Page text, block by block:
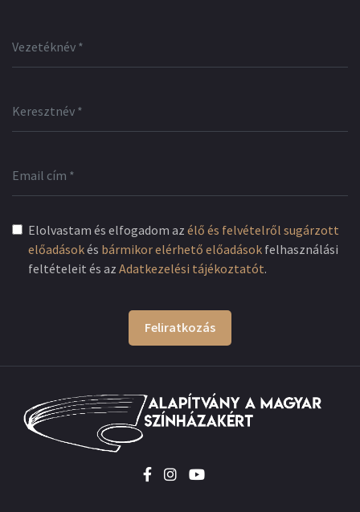
Elolvastam és elfogadom az élő és felvételről sugárzott
előadásokés bármikor elérhető előadások felhasználási
feltételeit és az Adatkezelési tájékoztatót.
Feliratkozás